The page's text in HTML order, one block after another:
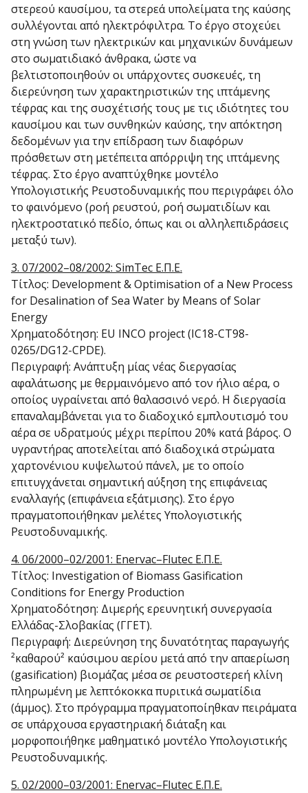
στερεού καυσίμου, τα στερεά υπολείματα της καύσης
συλλέγονται από ηλεκτρόφιλτρα. Το έργο στοχεύει
στη γνώση των ηλεκτρικών και μηχανικών δυνάμεων
στο σωματιδιακό άνθρακα, ώστε να
βελτιστοποιηθούν οι υπάρχοντες συσκευές, τη
διερεύνηση των χαρακτηριστικών της ιπτάμενης
τέφρας και της συσχέτισής τους με τις ιδιότητες του
καυσίμου και των συνθηκών καύσης, την απόκτηση
δεδομένων για την επίδραση των διαφόρων
πρόσθετων στη μετέπειτα απόρριψη της ιπτάμενης
τέφρας. Στο έργο αναπτύχθηκε μοντέλο
Υπολογιστικής Ρευστοδυναμικής που περιγράφει όλο
το φαινόμενο (ροή ρευστού, ροή σωματιδίων και
ηλεκτροστατικό πεδίο, όπως και οι αλληλεπιδράσεις
μεταξύ των).
3. 07/2002–08/2002: SimTec Ε.Π.Ε.
Τίτλος: Development & Optimisation of a New Process
for Desalination of Sea Water by Means of Solar
Energy
Χρηματοδότηση: EU INCO project (IC18-CT98-
0265/DG12-CPDE).
Περιγραφή: Ανάπτυξη μίας νέας διεργασίας
αφαλάτωσης με θερμαινόμενο από τον ήλιο αέρα, ο
οποίος υγραίνεται από θαλασσινό νερό. Η διεργασία
επαναλαμβάνεται για το διαδοχικό εμπλουτισμό του
αέρα σε υδρατμούς μέχρι περίπου 20% κατά βάρος. Ο
υγραντήρας αποτελείται από διαδοχικά στρώματα
χαρτονένιου κυψελωτού πάνελ, με το οποίο
επιτυγχάνεται σημαντική αύξηση της επιφάνειας
εναλλαγής (επιφάνεια εξάτμισης). Στο έργο
πραγματοποιήθηκαν μελέτες Υπολογιστικής
Ρευστοδυναμικής.
4. 06/2000–02/2001: Enervac–Flutec Ε.Π.Ε.
Τίτλος: Investigation of Biomass Gasification
Conditions for Energy Production
Χρηματοδότηση: Διμερής ερευνητική συνεργασία
Ελλάδας-Σλοβακίας (ΓΓΕΤ).
Περιγραφή: Διερεύνηση της δυνατότητας παραγωγής
²καθαρού² καύσιμου αερίου μετά από την απαερίωση
(gasification) βιομάζας μέσα σε ρευστοστερεή κλίνη
πληρωμένη με λεπτόκοκκα πυριτικά σωματίδια
(άμμος). Στο πρόγραμμα πραγματοποίηθκαν πειράματα
σε υπάρχουσα εργαστηριακή διάταξη και
μορφοποιήθηκε μαθηματικό μοντέλο Υπολογιστικής
Ρευστοδυναμικής.
5. 02/2000–03/2001: Enervac–Flutec Ε.Π.Ε.